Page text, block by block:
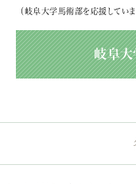
（岐阜大学馬術部を応援していま
岐阜大